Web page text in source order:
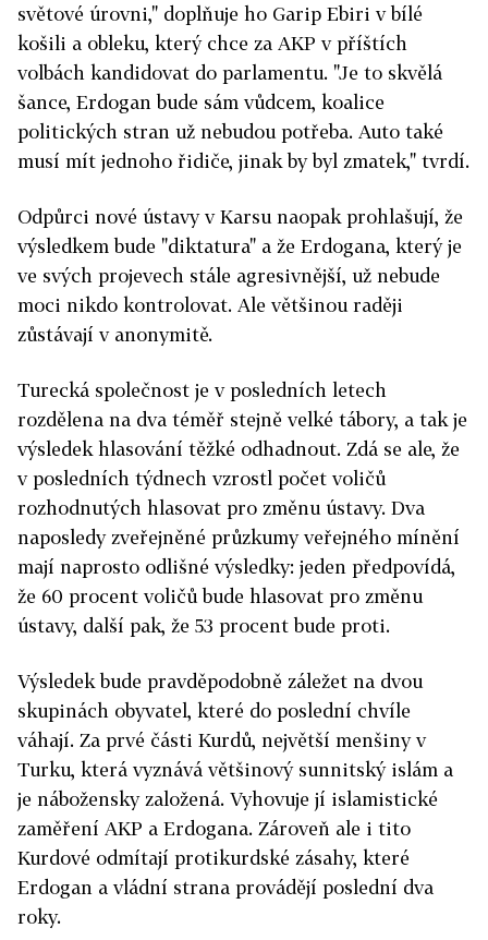
světové úrovni," doplňuje ho Garip Ebiri v bílé
košili a obleku, který chce za AKP v příštích
volbách kandidovat do parlamentu. "Je to skvělá
šance, Erdogan bude sám vůdcem, koalice
politických stran už nebudou potřeba. Auto také
musí mít jednoho řidiče, jinak by byl zmatek," tvrdí.
Odpůrci nové ústavy v Karsu naopak prohlašují, že
výsledkem bude "diktatura" a že Erdogana, který je
ve svých projevech stále agresivnější, už nebude
moci nikdo kontrolovat. Ale většinou raději
zůstávají v anonymitě.
Turecká společnost je v posledních letech
rozdělena na dva téměř stejně velké tábory, a tak je
výsledek hlasování těžké odhadnout. Zdá se ale, že
v posledních týdnech vzrostl počet voličů
rozhodnutých hlasovat pro změnu ústavy. Dva
naposledy zveřejněné průzkumy veřejného mínění
mají naprosto odlišné výsledky: jeden předpovídá,
že 60 procent voličů bude hlasovat pro změnu
ústavy, další pak, že 53 procent bude proti.
Výsledek bude pravděpodobně záležet na dvou
skupinách obyvatel, které do poslední chvíle
váhají. Za prvé části Kurdů, největší menšiny v
Turku, která vyznává většinový sunnitský islám a
je nábožensky založená. Vyhovuje jí islamistické
zaměření AKP a Erdogana. Zároveň ale i tito
Kurdové odmítají protikurdské zásahy, které
Erdogan a vládní strana provádějí poslední dva
roky.